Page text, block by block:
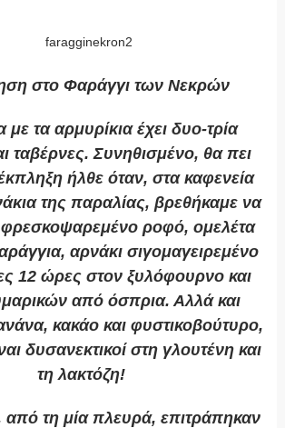
στο Φαράγγι των Νεκρών
τα αρμυρίκια έχει δυο-τρία
ταβέρνες. Συνηθισμένο, θα πει
ήλθε όταν, στα καφενεία
της παραλίας, βρεθήκαμε να
ροφό, ομελέτα
αρνάκι σιγομαγειρεμένο
12 ώρες στον ξυλόφουρνο και
από όσπρια. Αλλά και
κακάο και φυστικοβούτυρο,
δυσανεκτικοί στη γλουτένη και
τη λακτόζη!
από τη μία πλευρά, επιτράπηκαν